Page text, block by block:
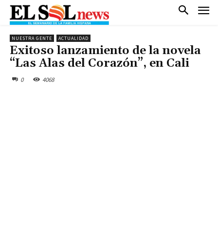
NUESTRA GENTE ACTUALIDAD
Exitoso lanzamiento de la novela
“Las Alas del Corazón”, en Cali
0 4068